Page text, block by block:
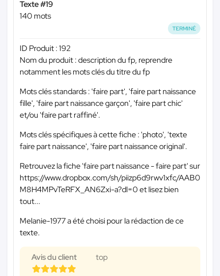
Texte #19
140 mots
TERMINÉ
ID Produit : 192
Nom du produit : description du fp, reprendre
notamment les mots clés du titre du fp
Mots clés standards : 'faire part', 'faire part naissance
fille', 'faire part naissance garçon', 'faire part chic'
et/ou 'faire part raffiné'.
Mots clés spécifiques à cette fiche : 'photo', 'texte
faire part naissance', 'faire part naissance original'.
Retrouvez la fiche 'faire part naissance - faire part' sur
https://www.dropbox.com/sh/piizp6d9rwv1xfc/AAB0
M8H4MPvTeRFX_AN6Zxi-a?dl=0 et lisez bien
tout...
Melanie-1977 a été choisi pour la rédaction de ce
texte.
Avis du client top